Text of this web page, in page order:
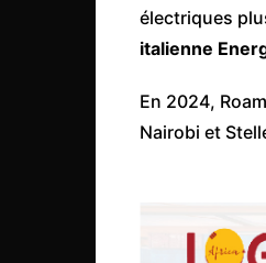
électriques
italienne
En 2024,
Nairobi et